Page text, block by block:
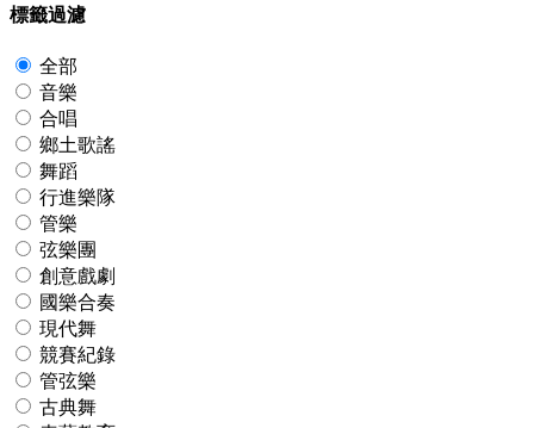
標籤過濾
全部
音樂
合唱
鄉土歌謠
舞蹈
行進樂隊
管樂
弦樂團
創意戲劇
國樂合奏
現代舞
競賽紀錄
管弦樂
古典舞